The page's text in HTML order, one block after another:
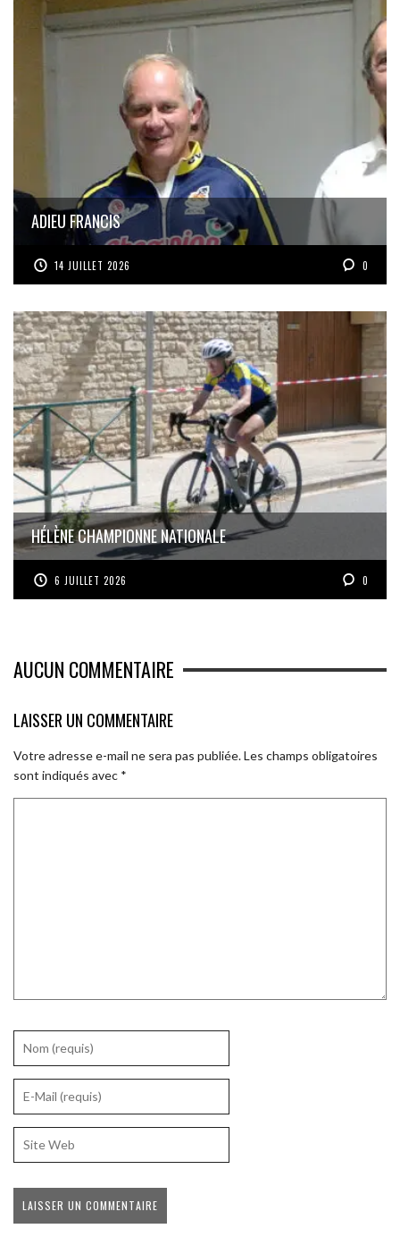
ADIEU FRANCIS
14 JUILLET 2026 0
HÉLÈNE CHAMPIONNE NATIONALE
6 JUILLET 2026 0
AUCUN COMMENTAIRE
LAISSER UN COMMENTAIRE
Votre adresse e-mail ne sera pas publiée.Les champs obligatoires
sont indiqués avec *